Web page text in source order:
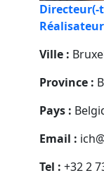
Directeur(-
Ville :
Province :
Pays :
Email :
Tel : +32 2